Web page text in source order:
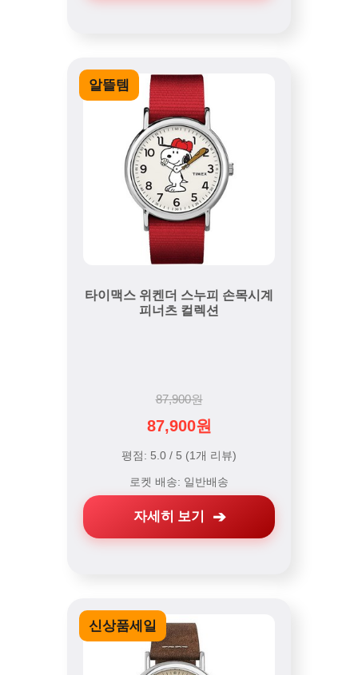
알뜰템
타이맥스 위켄더 스누피 손목시계
피너츠 컬렉션
87,900원
87,900원
평점: 5.0 / 5 (1개 리뷰)
로켓 배송: 일반배송
자세히 보기
신상품세일